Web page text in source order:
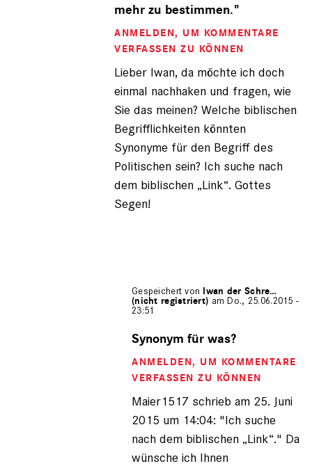
Iwan
der
Schre…
registriert)
mehr zu bestimmen."
ANMELDEN, UM KOMMENTARE
VERFASSEN ZU KÖNNEN
Lieber Iwan, da möchte ich doch
einmal nachhaken und fragen, wie
Sie das meinen? Welche biblischen
Begrifflichkeiten könnten
Synonyme für den Begriff des
Politischen sein? Ich suche nach
dem biblischen „Link“. Gottes
Segen!
Gespeichert von Iwan der Schre…
(nicht registriert) am Do., 25.06.2015 -
23:51
auf
von
Maier1517
(nicht
Synonym für was?
ANMELDEN, UM KOMMENTARE
VERFASSEN ZU KÖNNEN
Maier1517 schrieb am 25. Juni
2015 um 14:04: "Ich suche
nach dem biblischen „Link“." Da
wünsche ich Ihnen